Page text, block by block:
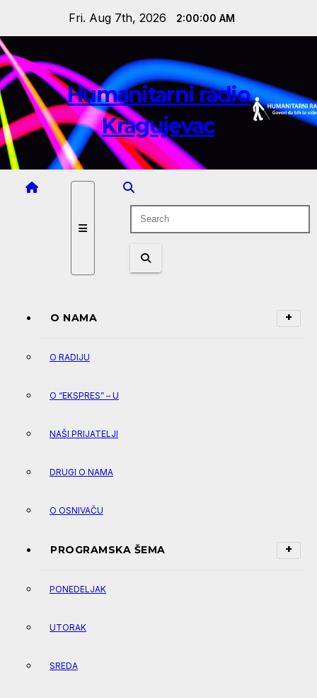
content
Fri. Aug 7th, 2026 2:00:01 AM
Humanitarni radio
Kragujevac
O NAMA
O RADIJU
O “EKSPRES” – U
NAŠI PRIJATELJI
DRUGI O NAMA
O OSNIVAČU
PROGRAMSKA ŠEMA
PONEDELJAK
UTORAK
SREDA